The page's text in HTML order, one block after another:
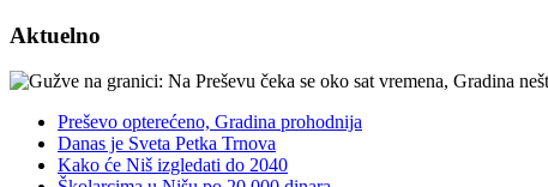
Aktuelno
Preševo opterećeno, Gradina prohodnija
Danas je Sveta Petka Trnova
Kako će Niš izgledati do 2040